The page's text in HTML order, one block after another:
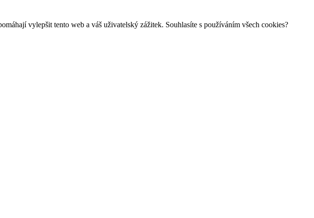
vylepšit tento web a váš uživatelský zážitek. Souhlasíte s používáním všech cookies?